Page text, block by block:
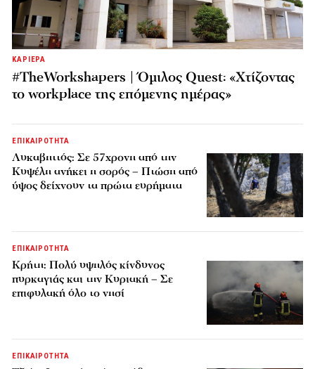
ΚΑΡΙΕΡΑ
#TheWorkshapers | Όμιλος Quest: «Χτίζοντας
το workplace της επόμενης ημέρας»
ΕΠΙΚΑΙΡΟΤΗΤΑ
Λυκαβηττός: Σε 57χρονη από την
Κυψέλη ανήκει η σορός – Πτώση από
ύψος δείχνουν τα πρώτα ευρήματα
ΕΠΙΚΑΙΡΟΤΗΤΑ
Κρήτη: Πολύ υψηλός κίνδυνος
πυρκαγιάς και την Κυριακή – Σε
επιφυλακή όλο το νησί
ΕΠΙΚΑΙΡΟΤΗΤΑ